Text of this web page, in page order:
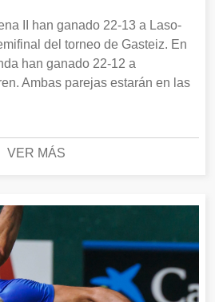
II han ganado 22-13 a Laso-
del torneo de Gasteiz. En
han ganado 22-12 a
Ambas parejas estarán en las
VER MÁS